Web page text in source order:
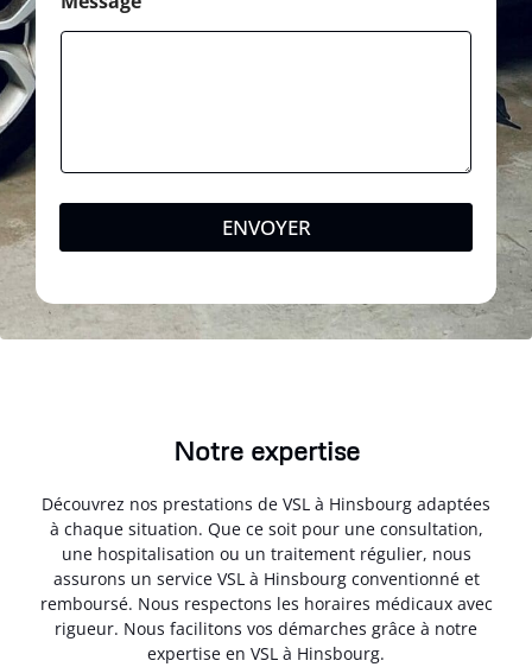
ENVOYER
Notre expertise
Découvrez nos prestations de VSL à Hinsbourg adaptées
à chaque situation. Que ce soit pour une consultation,
une hospitalisation ou un traitement régulier, nous
assurons un service VSL à Hinsbourg conventionné et
remboursé. Nous respectons les horaires médicaux avec
rigueur. Nous facilitons vos démarches grâce à notre
expertise en VSL à Hinsbourg.